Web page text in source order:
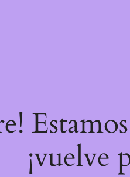
¡vuelve